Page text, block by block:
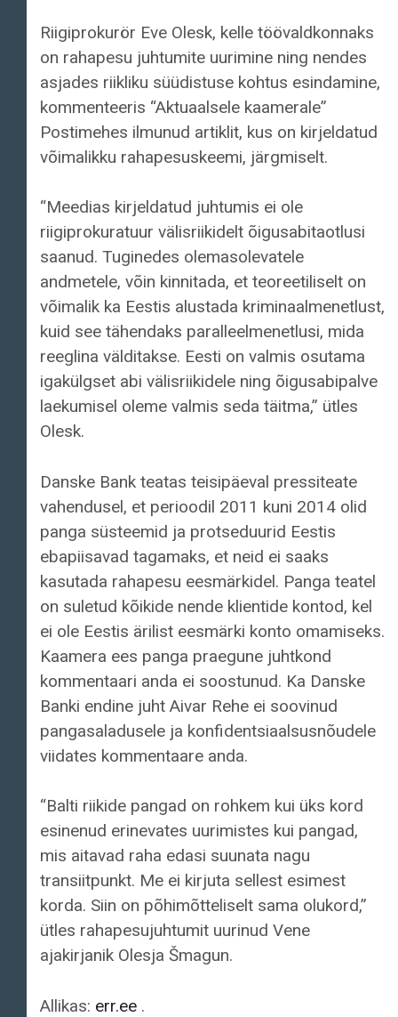
Riigiprokurör Eve Olesk, kelle töövaldkonnaks
on rahapesu juhtumite uurimine ning nendes
asjades riikliku süüdistuse kohtus esindamine,
kommenteeris “Aktuaalsele kaamerale”
Postimehes ilmunud artiklit, kus on kirjeldatud
võimalikku rahapesuskeemi, järgmiselt.
“Meedias kirjeldatud juhtumis ei ole
riigiprokuratuur välisriikidelt õigusabitaotlusi
saanud. Tuginedes olemasolevatele
andmetele, võin kinnitada, et teoreetiliselt on
võimalik ka Eestis alustada kriminaalmenetlust,
kuid see tähendaks paralleelmenetlusi, mida
reeglina välditakse. Eesti on valmis osutama
igakülgset abi välisriikidele ning õigusabipalve
laekumisel oleme valmis seda täitma,” ütles
Olesk.
Danske Bank teatas teisipäeval pressiteate
vahendusel, et perioodil 2011 kuni 2014 olid
panga süsteemid ja protseduurid Eestis
ebapiisavad tagamaks, et neid ei saaks
kasutada rahapesu eesmärkidel. Panga teatel
on suletud kõikide nende klientide kontod, kel
ei ole Eestis ärilist eesmärki konto omamiseks.
Kaamera ees panga praegune juhtkond
kommentaari anda ei soostunud. Ka Danske
Banki endine juht Aivar Rehe ei soovinud
pangasaladusele ja konfidentsiaalsusnõudele
viidates kommentaare anda.
“Balti riikide pangad on rohkem kui üks kord
esinenud erinevates uurimistes kui pangad,
mis aitavad raha edasi suunata nagu
transiitpunkt. Me ei kirjuta sellest esimest
korda. Siin on põhimõtteliselt sama olukord,”
ütles rahapesujuhtumit uurinud Vene
ajakirjanik Olesja Šmagun.
Allikas: err.ee .